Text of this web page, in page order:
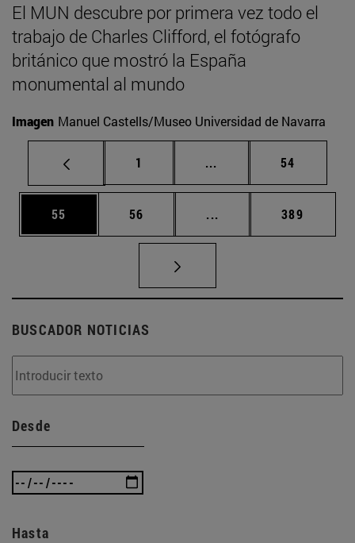
El MUN descubre por primera vez todo el
trabajo de Charles Clifford, el fotógrafo
británico que mostró la España
monumental al mundo
Imagen Manuel Castells/Museo Universidad de Navarra
Página
1 ... Páginas intermedias
Página
54
Página
55 Página
56 ... Páginas intermedias
Página
389
BUSCADOR NOTICIAS
Desde
Hasta